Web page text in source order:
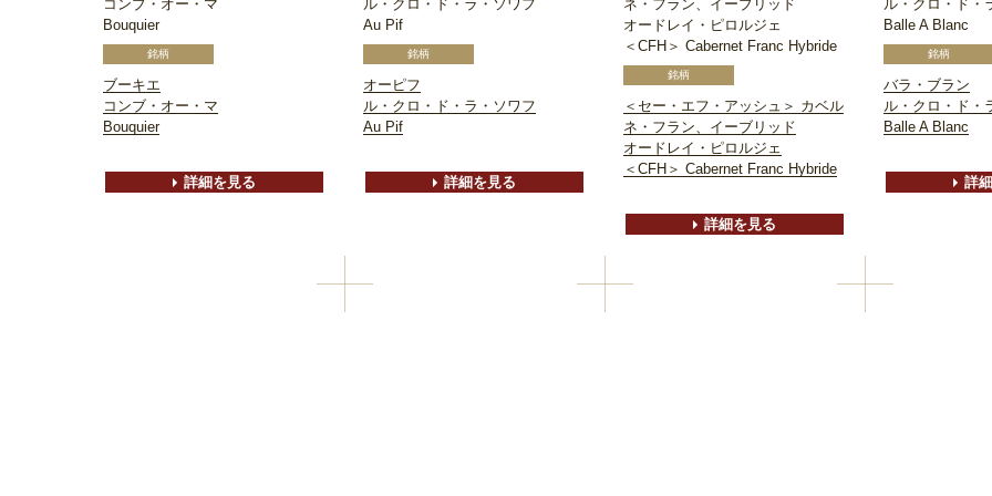
コンブ・オー・マ
Bouquier
ブーキエ
コンブ・オー・マ
Bouquier
詳細を見る
ル・クロ・ド・ラ・ソワフ
Au Pif
オーピフ
ル・クロ・ド・ラ・ソワフ
Au Pif
詳細を見る
ネ・フラン、イーブリッド
オードレイ・ピロルジェ
＜CFH＞ Cabernet Franc Hybride
＜セー・エフ・アッシュ＞ カベル
ネ・フラン、イーブリッド
オードレイ・ピロルジェ
＜CFH＞ Cabernet Franc Hybride
詳細を見る
ル・クロ・ド・
Balle A Blanc
バラ・ブラン
ル・クロ・ド・
Balle A Blanc
詳